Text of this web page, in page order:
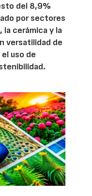
del 8,9%
por sectores
la cerámica y la
versatilidad de
uso de